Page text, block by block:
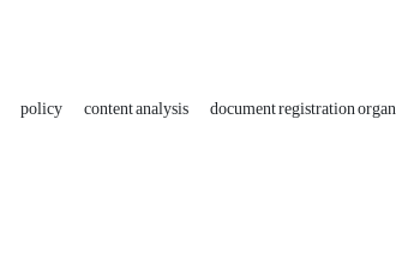
policy content analysis document registration